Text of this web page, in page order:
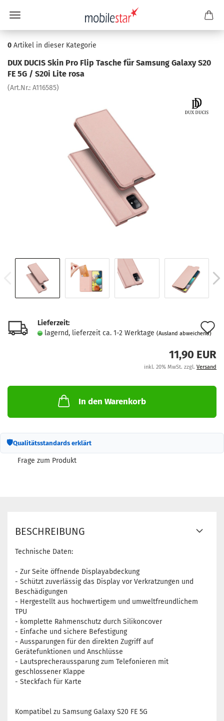
0 Artikel in dieser Kategorie
DUX DUCIS Skin Pro Flip Ta­sche für Sam­sung Ga­la­xy S20
FE 5G / S20i Lite rosa
(Art.Nr.: A116585)
Lieferzeit:
lagernd, lieferzeit ca. 1-2 Werktage (Ausland abweichend)
11,90 EUR
inkl. 20% MwSt. zzgl. Versand
In den Warenkorb
🛡Qualitätsstandards erklärt
Frage zum Produkt
BESCHREIBUNG
Technische Daten:
- Zur Seite öffnende Displayabdeckung
- Schützt zuverlässig das Display vor Verkratzungen und
Beschädigungen
- Hergestellt aus hochwertigem und umweltfreundlichem
TPU
- komplette Rahmenschutz durch Silikoncover
- Einfache und sichere Befestigung
- Aussparungen für den direkten Zugriff auf
Gerätefunktionen und Anschlüsse
- Lautsprecheraussparung zum Telefonieren mit
geschlossener Klappe
- Steckfach für Karte
Kompatibel zu Samsung Galaxy S20 FE 5G